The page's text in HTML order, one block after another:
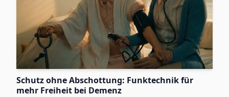
Schutz ohne Abschottung: Funktechnik für
mehr Freiheit bei Demenz